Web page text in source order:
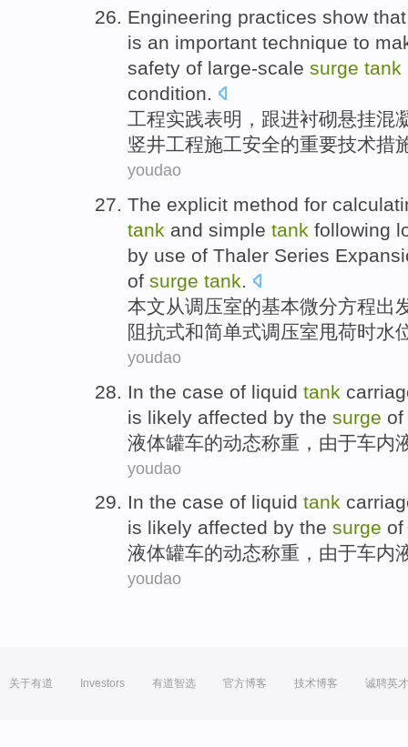
Engineering practices show that
is an important technique to
safety of large-scale surge tank
condition.
工程实践表明 ， 跟进衬砌悬挂混
竖井工程施工安全的重要技术措
youdao
The explicit method for
tank and simple tank following
by use of Thaler Series
of surge tank.
本文从调压室的基本微分方程出
阻抗式和简单式调压室甩荷时水
youdao
In the case of liquid tank
is likely affected by the surge of
液体罐车的动态称重，由于车内
youdao
In the case of liquid tank
is likely affected by the surge of
液体罐车的动态称重，由于车内
youdao
关于有道 Investors 有道智选 官方博客 技术博客 诚聘英才